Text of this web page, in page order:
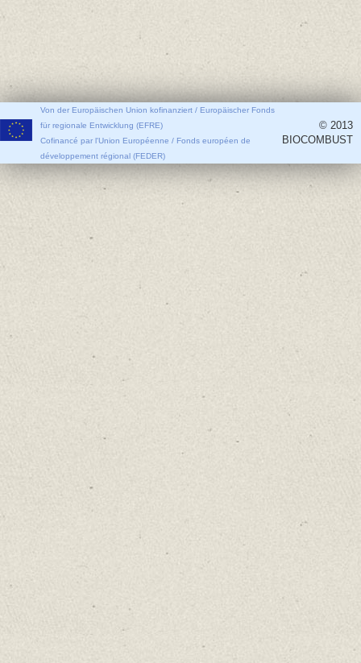
Von der Europäischen Union kofinanziert / Europäischer Fonds
für regionale Entwicklung (EFRE)
Cofinancé par l'Union Européenne / Fonds européen de
développement régional (FEDER)
© 2013
BIOCOMBUST